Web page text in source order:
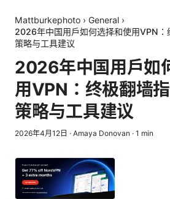
Mattburkephoto › General ›
2026年中国用户如何选择和使用VPN：
策略与工具建议
2026年中国用户如
用VPN：终极翻墙
策略与工具建议
2026年4月12日 · Amaya Donovan · 1 min